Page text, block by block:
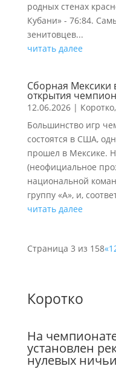
родных стенах
Кубани» - 76:84.
зенитовцев...
читать далее
Сборная Мексики
открытия
12.06.2026| Коротко,
Большинство игр
состоятся в США,
прошел в Мексике.
(неофициальное
национальной
группу «А», и,
читать далее
Страница 3 из 158«1
Коротко
На
установлен
нулевых